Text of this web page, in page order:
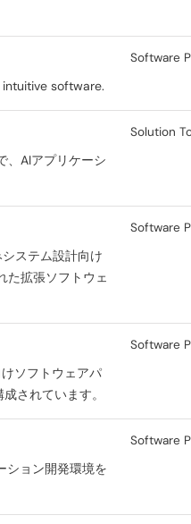
software.
Software
、AIアプリケーシ
Solution
ステム設計向け
た拡張ソフトウェ
Software
ソフトウェアパ
されています。
Software
ション開発環境を
Software